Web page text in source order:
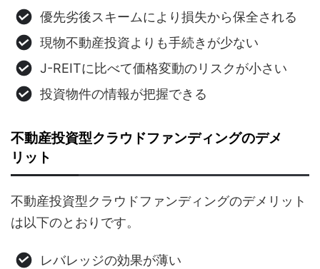
優先劣後スキームにより損失から保全される
現物不動産投資よりも手続きが少ない
J-REITに比べて価格変動のリスクが小さい
投資物件の情報が把握できる
不動産投資型クラウドファンディングのデメ
リット
不動産投資型クラウドファンディングのデメリット
は以下のとおりです。
レバレッジの効果が薄い